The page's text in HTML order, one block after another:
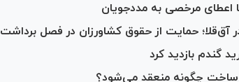
اعطای مرخصی به مددجویان
حمایت از حقوق کشاورزان در فصل برداشت
گندم بازدید کرد
ساخت چگونه منعقد می‌شود؟